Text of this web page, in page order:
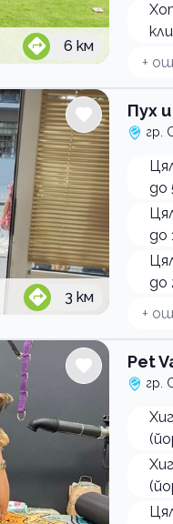
6 км
+
3 км
Пух
гр.
до
до
до
+
Pet
гр.